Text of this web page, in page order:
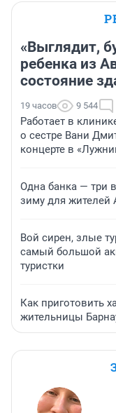
«Выглядит,
ребенка из
состояние
19 часов 9 544
Работает в
о сестре Вани
концерте в
Одна банка — три
зиму для жителей
Вой сирен, злые
самый большой
туристки
Как приготовить
жительницы